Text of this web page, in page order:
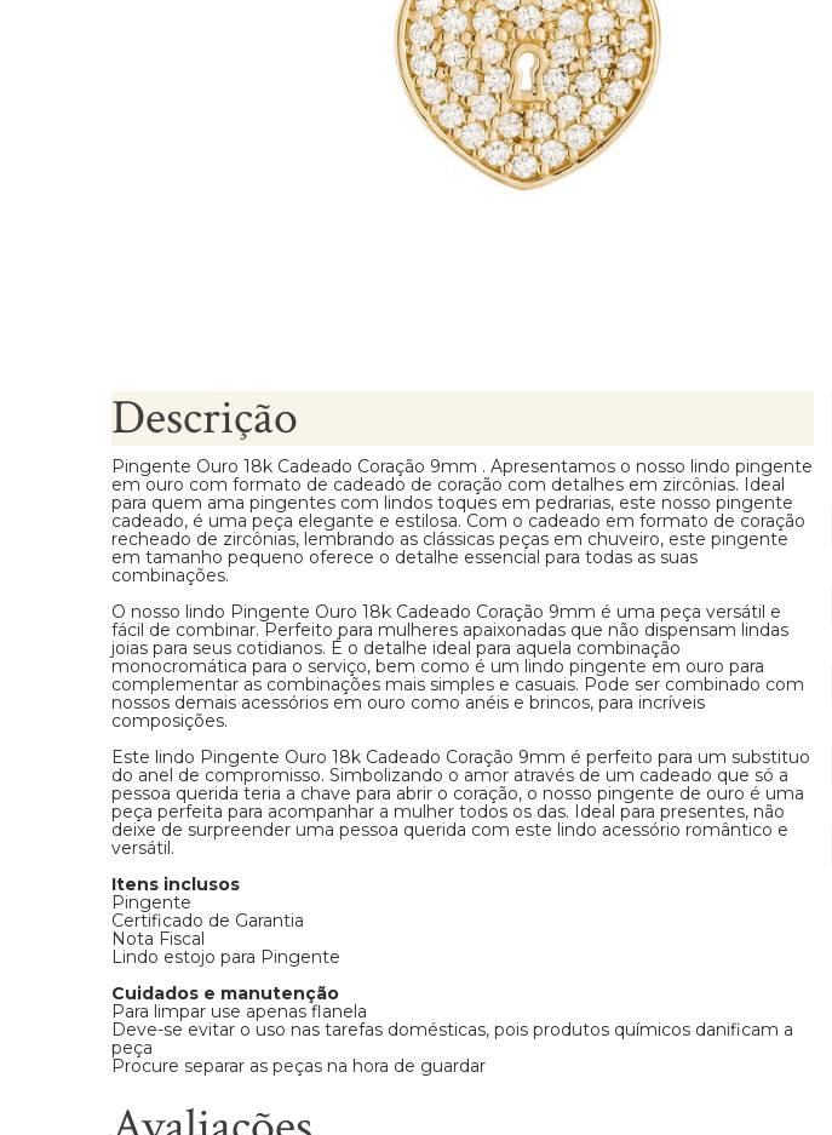
Descrição
Pingente Ouro 18k Cadeado Coração 9mm . Apresentamos o nosso lindo pingente
em ouro com formato de cadeado de coração com detalhes em zircônias. Ideal
para quem ama pingentes com lindos toques em pedrarias, este nosso pingente
cadeado, é uma peça elegante e estilosa. Com o cadeado em formato de coração
recheado de zircônias, lembrando as clássicas peças em chuveiro, este pingente
em tamanho pequeno oferece o detalhe essencial para todas as suas
combinações.
O nosso lindo Pingente Ouro 18k Cadeado Coração 9mm é uma peça versátil e
fácil de combinar. Perfeito para mulheres apaixonadas que não dispensam lindas
joias para seus cotidianos. É o detalhe ideal para aquela combinação
monocromática para o serviço, bem como é um lindo pingente em ouro para
complementar as combinações mais simples e casuais. Pode ser combinado com
nossos demais acessórios em ouro como anéis e brincos, para incríveis
composições.
Este lindo Pingente Ouro 18k Cadeado Coração 9mm é perfeito para um substituo
do anel de compromisso. Simbolizando o amor através de um cadeado que só a
pessoa querida teria a chave para abrir o coração, o nosso pingente de ouro é uma
peça perfeita para acompanhar a mulher todos os das. Ideal para presentes, não
deixe de surpreender uma pessoa querida com este lindo acessório romântico e
versátil.
Itens inclusos
Pingente
Certificado de Garantia
Nota Fiscal
Lindo estojo para Pingente
Cuidados e manutenção
Para limpar use apenas flanela
Deve-se evitar o uso nas tarefas domésticas, pois produtos químicos danificam a
peça
Procure separar as peças na hora de guardar